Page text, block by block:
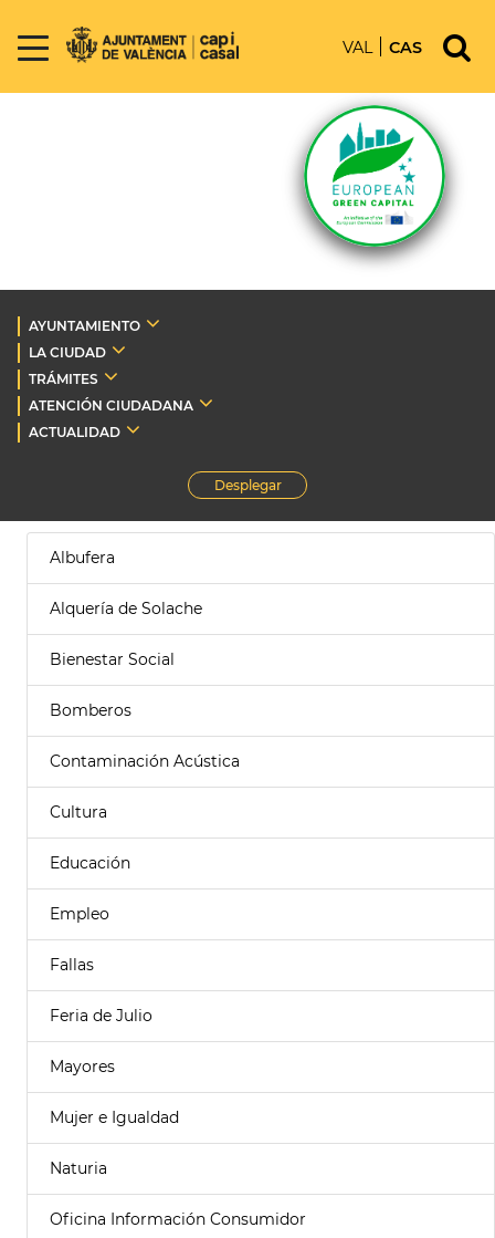
VAL CAS
AYUNTAMIENTO
LA CIUDAD
TRÁMITES
ATENCIÓN CIUDADANA
ACTUALIDAD
Desplegar
Albufera
Alquería de Solache
Bienestar Social
Bomberos
Contaminación Acústica
Cultura
Educación
Empleo
Fallas
Feria de Julio
Mayores
Mujer e Igualdad
Naturia
Oficina Información Consumidor